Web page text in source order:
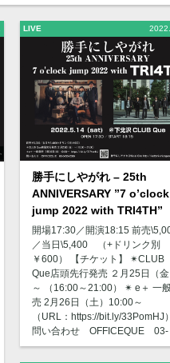
LIVE
勝手にしやがれ – 25th
ANNIVERSARY ”7 o’clock
jump 2022 with TRI4TH”
開場17:30／開演18:15 前売
／当日\5,400 （+ドリンク別
￥600） 【チケット】 ✴︎CLUB
Que店頭先行発売 ２月25日（
～ （16:00～21:00） ✴︎ e＋ 一
売 2月26日（土）10:00～
（URL：https://bit.ly/33PomHJ
問い合わせ OFFICEQUE 03-